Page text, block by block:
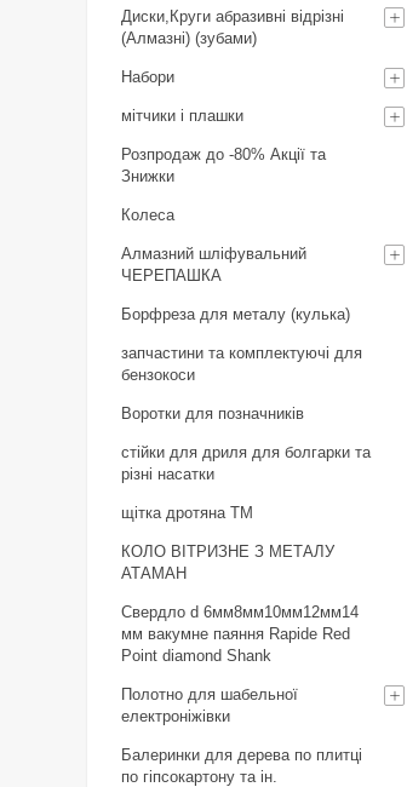
Диски,Круги абразивні відрізні
(Алмазні) (зубами)
Набори
мітчики і плашки
Розпродаж до -80% Акції та
Знижки
Колеса
Алмазний шліфувальний
ЧЕРЕПАШКА
Борфреза для металу (кулька)
запчастини та комплектуючі для
бензокоси
Воротки для позначників
стійки для дриля для болгарки та
різні насатки
щiтка дротяна ТМ
КОЛО ВІТРИЗНЕ З МЕТАЛУ
АТАМАН
Свердло d 6мм8мм10мм12мм14
мм вакумне паяння Rapide Red
Point diamond Shank
Полотно для шабельної
електроніжівки
Балеринки для дерева по плитці
по гіпсокартону та ін.